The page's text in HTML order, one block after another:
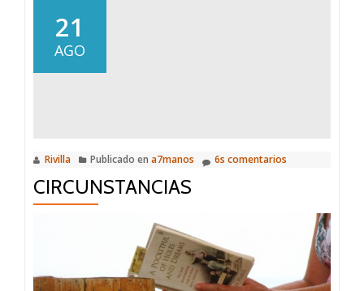
te
despiertas
21
AGO
Rivilla Publicado en a7manos 6s comentarios
CIRCUNSTANCIAS